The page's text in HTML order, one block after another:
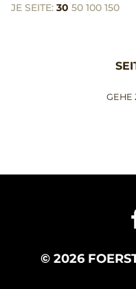
JE SEITE: 30 50 100 150
GEHE
© 2026